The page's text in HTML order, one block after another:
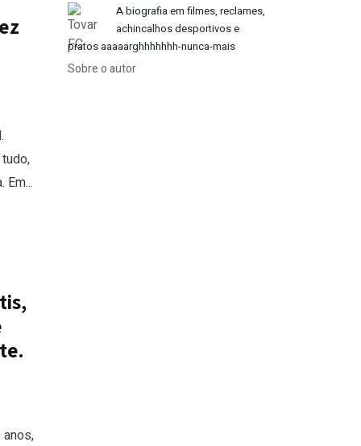
Em...
A biografia em filmes, reclames,
achincalhos desportivos e
pratos aaaaarghhhhhhh-nunca-mais
Sobre o autor